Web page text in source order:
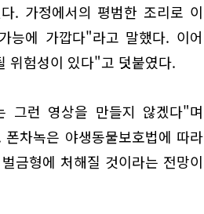
. 가정에서의 평범한 조리로 이
능에 가깝다"라고 말했다. 이어
위험성이 있다"고 덧붙였다.
그런 영상을 만들지 않겠다"며
차녹은 야생동물보호법에 따라
금형에 처해질 것이라는 전망이